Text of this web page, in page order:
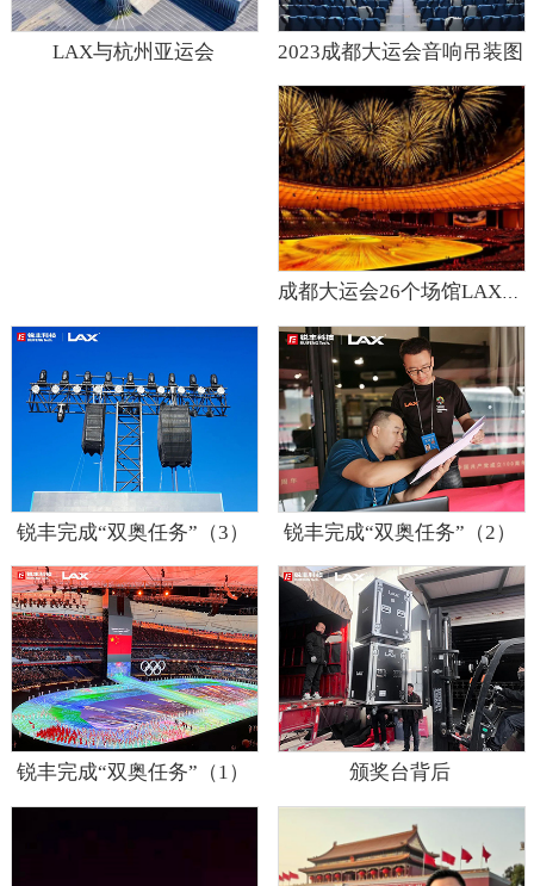
LAX与杭州亚运会 2023成都大运会音响吊装图
成都大运会26个场馆LAX深度参与！
锐丰完成“双奥任务”（3） 锐丰完成“双奥任务”（2）
锐丰完成“双奥任务”（1） 颁奖台背后